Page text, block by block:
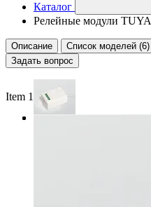
Каталог
Релейные модули TUYA
Описание
Список моделей (6)
Задать вопрос
Item 1 of 3